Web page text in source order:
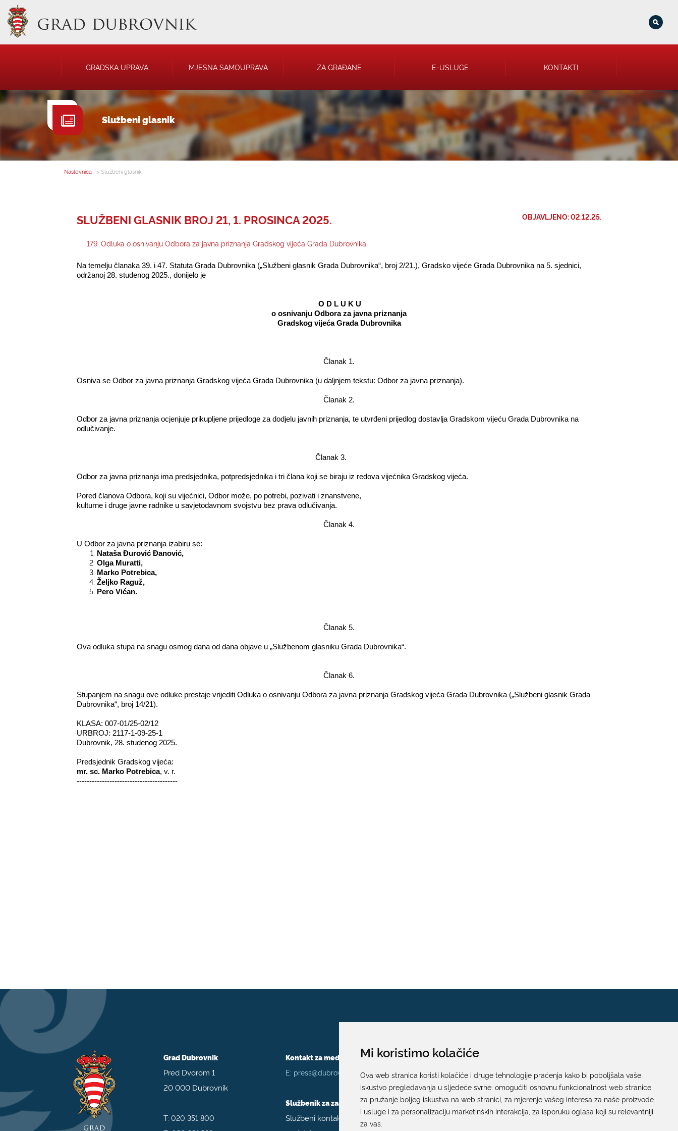
Mi koristimo kolačiće
Ova web stranica koristi kolačiće i druge tehnologije praćenja kako bi poboljšala vaše
iskustvo pregledavanja u sljedeće svrhe: omogućiti osnovnu funkcionalnost web stranice
za pružanje boljeg iskustva na web stranici za mjerenje vašeg interesa za naše proizvode
i usluge i za personalizaciju marketinških interakcija za isporuku oglasa koji su relevantniji
za vas
GRADSKA UPRAVA
GRADONAČELNIK
GRADSKO VIJEĆE
UPRAVNA TIJELA
SAVJET MLADIH
NATJEČAJI
JAVNA OBJAVA RJEŠENJA
USTANOVE
KOMUNALNA I TRGOVAČKA
MJESNA SAMOUPRAVA ZA GRAĐANE E-USLUGE KONTAKTI
Službeni glasnik
Naslovnica > Službeni glasnik
SLUŽBENI GLASNIK BROJ 21, 1. PROSINCA 2025. OBJAVLJENO: 02.12.25.
179. Odluka o osnivanju Odbora za javna priznanja Gradskog vijeća Grada Dubrovnika
Na temelju članaka 39. i 47. Statuta Grada Dubrovnika („Službeni glasnik Grada Dubrovnika“, broj 2/21.), Gradsko vijeće Grada Dubrovnika na 5. sjednici,
održanoj 28. studenog 2025., donijelo je ­
O D L U K U
o osnivanju Odbora za javna priznanja­
Gradskog vijeća Grada Dubrovnika­
Članak 1.­
Osniva se Odbor za javna priznanja Gradskog vijeća Grada Dubrovnika (u daljnjem tekstu: Odbor za javna priznanja).­
Članak 2.­
Odbor za javna priznanja ocjenjuje prikupljene prijedloge za dodjelu javnih priznanja, te utvrđeni prijedlog dostavlja ­Gradskom vijeću Grada Dubrovnika na
odlučivanje.­
Članak 3.­
Odbor za javna priznanja ima predsjednika, potpredsjednika i tri člana koji se biraju iz redova vijećnika Gradskog vijeća.­
Pored članova Odbora, koji su vijećnici, Odbor može, po potrebi, pozivati i znanstvene,
kulturne i druge javne radnike u savjetodavnom svojstvu bez prava odlučivanja.­
Članak 4.­
U Odbor za javna priznanja izabiru se:­
Nataša Đurović Đanović,
Olga Muratti,
Marko Potrebica,
Željko Raguž,
Pero Vićan.
Članak 5.­
Ova odluka stupa na snagu osmog dana od dana objave u „Službenom glasniku Grada Dubrovnika“. ­
Članak 6.­
Stupanjem na snagu ove odluke prestaje vrijediti Odluka o osnivanju Odbora za javna priznanja Gradskog vijeća Grada Dubrovnika („Službeni glasnik Grada
Dubrovnika“, broj 14/21).
KLASA: 007-01/25-02/12
URBROJ: 2117-1-09-25-1
Dubrovnik, 28. studenog 2025.
Predsjednik Gradskog vijeća:­
mr. sc. Marko Potrebica, v. r.
----------------------------------------
Grad Dubrovnik
Pred Dvorom 1
20 000 Dubrovnik
T:020 351 800
Kontakt za medije / Press contact
E: press@dubrovnik.hr
Službenik za zaštitu podataka
Službeni kontakt podaci službenika za zaštitu
Pisarnica
Ured 205; rad sa strankama za sva upravna tijela
Grada Dubrovnika
Gundulićeva poljana 10, 20000 Dubrovnik
Radno vrijeme sa strankama: